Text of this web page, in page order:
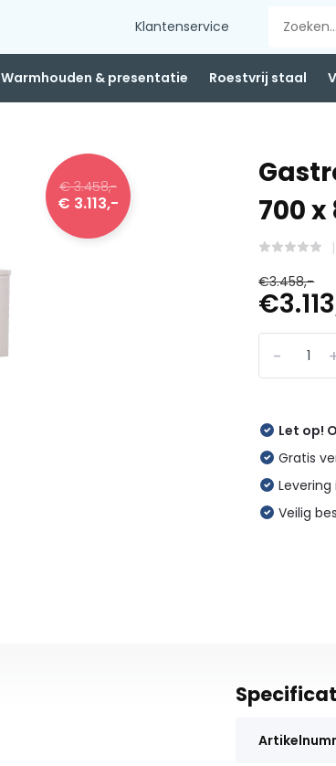
Klantenservice
Warmhouden & presentatie Roestvrij staal
€ 3.458,-
€ 3.113,-
700
€3.458,-
-
Let op!
Gratis
Veilig